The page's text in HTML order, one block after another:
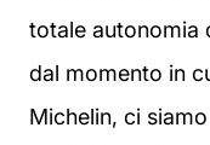
totale autonomia
dal momento in
Michelin, ci